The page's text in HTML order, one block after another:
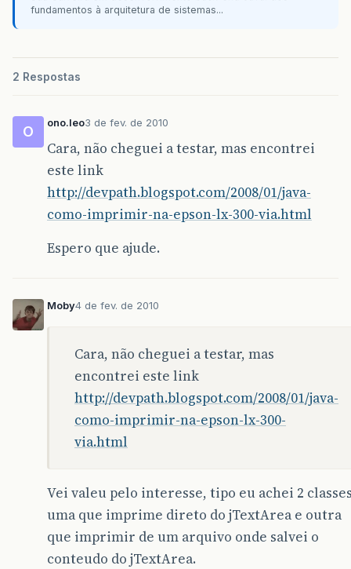
fundamentos à arquitetura de sistemas...
2 Respostas
O
ono.leo3 de fev. de 2010
Cara, não cheguei a testar, mas encontrei
este link
http://devpath.blogspot.com/2008/01/java-
como-imprimir-na-epson-lx-300-via.html
Espero que ajude.
Moby4 de fev. de 2010
Cara, não cheguei a testar, mas
encontrei este link
http://devpath.blogspot.com/2008/01/java-
como-imprimir-na-epson-lx-300-
via.html
Vei valeu pelo interesse, tipo eu achei 2
uma que imprime direto do jTextArea e outra
que imprimir de um arquivo onde salvei o
conteudo do jTextArea.